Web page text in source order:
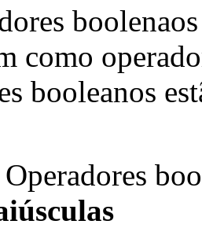
como
booleanos